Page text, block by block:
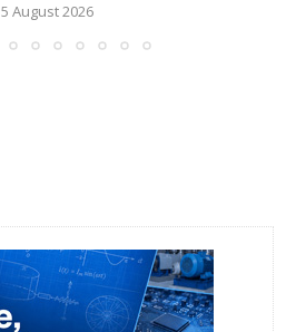
5 August 2026